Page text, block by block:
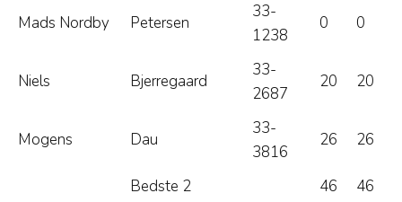
Mads Nordby Petersen
33-
1238
0 0
Niels Bjerregaard
33-
2687
20 20
Mogens Dau
33-
3816
26 26
Bedste 2 46
46